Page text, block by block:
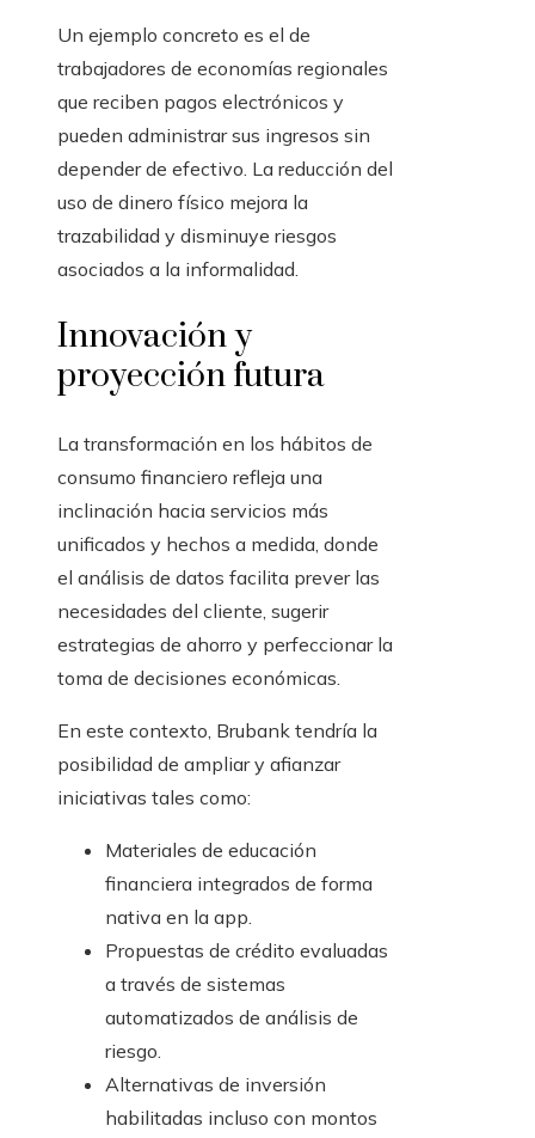
Un ejemplo concreto es el de
trabajadores de economías regionales
que reciben pagos electrónicos y
pueden administrar sus ingresos sin
depender de efectivo. La reducción del
uso de dinero físico mejora la
trazabilidad y disminuye riesgos
asociados a la informalidad.
Innovación y
proyección futura
La transformación en los hábitos de
consumo financiero refleja una
inclinación hacia servicios más
unificados y hechos a medida, donde
el análisis de datos facilita prever las
necesidades del cliente, sugerir
estrategias de ahorro y perfeccionar la
toma de decisiones económicas.
En este contexto, Brubank tendría la
posibilidad de ampliar y afianzar
iniciativas tales como:
Materiales de educación
financiera integrados de forma
nativa en la app.
Propuestas de crédito evaluadas
a través de sistemas
automatizados de análisis de
riesgo.
Alternativas de inversión
habilitadas incluso con montos